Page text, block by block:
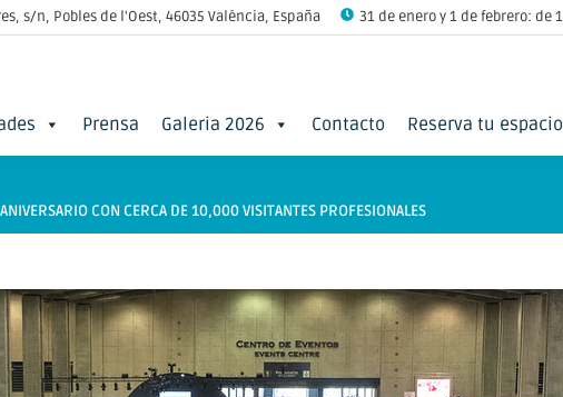
s/n, Pobles de l'Oest, 46035 València, España 31 de enero y 1 de febrero: de
Prensa Galeria 2026 Contacto Reserva tu espacio
CON CERCA DE 10,000 VISITANTES PROFESIONALES